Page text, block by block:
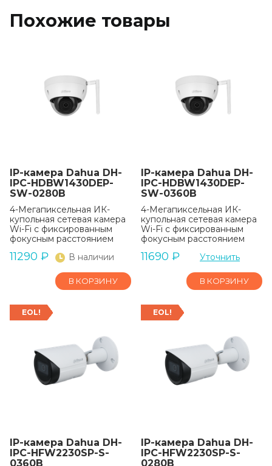
Похожие товары
IP-камера Dahua DH-
IPC-HDBW1430DEP-
SW-0280B
4-Мегапиксельная ИК-
купольная сетевая камера
Wi-Fi с фиксированным
фокусным расстоянием
11290 ₽ В наличии
В КОРЗИНУ
IP-камера Dahua DH-
IPC-HDBW1430DEP-
SW-0360B
4-Мегапиксельная ИК-
купольная сетевая камера
Wi-Fi с фиксированным
фокусным расстоянием
11690 ₽ Уточнить
В КОРЗИНУ
EOL!
IP-камера Dahua DH-
IPC-HFW2230SP-S-
0360B
EOL!
IP-камера Dahua DH-
IPC-HFW2230SP-S-
0280B